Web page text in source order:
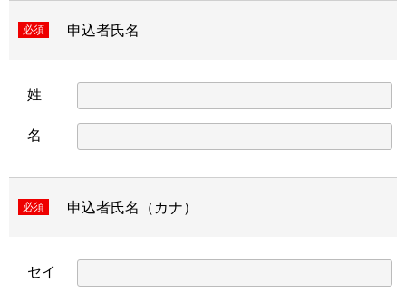
必須 申込者氏名
姓
名
必須 申込者氏名（カナ）
セイ